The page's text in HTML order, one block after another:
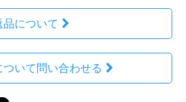
品について
ついて問い合わせる